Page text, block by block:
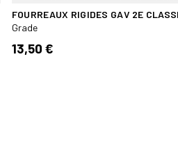
FOURREAUX RIGIDES GAV 2E
Grade
13,50 €